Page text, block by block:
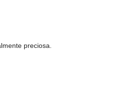
preciosa.